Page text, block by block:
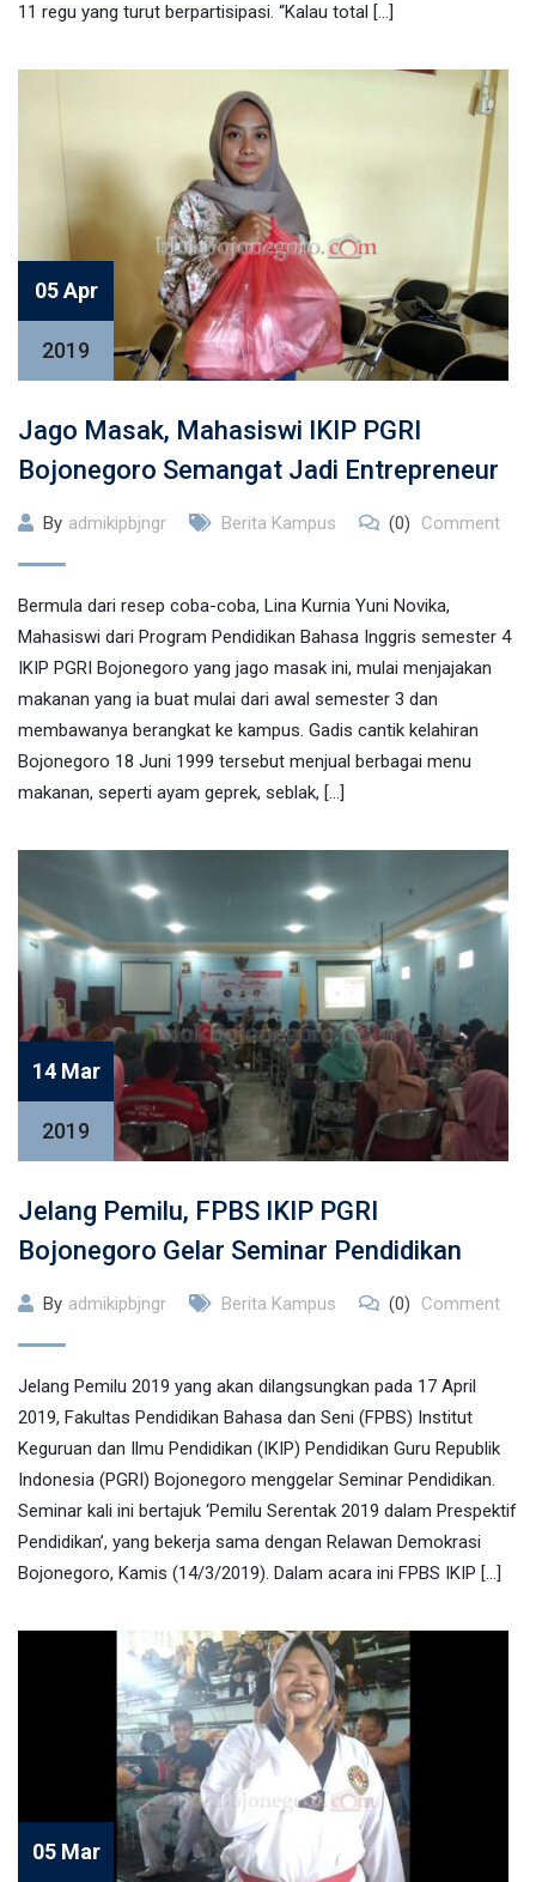
11 regu yang turut berpartisipasi. “Kalau total […]
05 Apr
2019
Jago Masak, Mahasiswi IKIP PGRI
Bojonegoro Semangat Jadi Entrepreneur
By admikipbjngr Berita Kampus (0) Comment
Bermula dari resep coba-coba, Lina Kurnia Yuni Novika,
Mahasiswi dari Program Pendidikan Bahasa Inggris semester 4
IKIP PGRI Bojonegoro yang jago masak ini, mulai menjajakan
makanan yang ia buat mulai dari awal semester 3 dan
membawanya berangkat ke kampus. Gadis cantik kelahiran
Bojonegoro 18 Juni 1999 tersebut menjual berbagai menu
makanan, seperti ayam geprek, seblak, […]
14 Mar
2019
Jelang Pemilu, FPBS IKIP PGRI
Bojonegoro Gelar Seminar Pendidikan
By admikipbjngr Berita Kampus (0) Comment
Jelang Pemilu 2019 yang akan dilangsungkan pada 17 April
2019, Fakultas Pendidikan Bahasa dan Seni (FPBS) Institut
Keguruan dan Ilmu Pendidikan (IKIP) Pendidikan Guru Republik
Indonesia (PGRI) Bojonegoro menggelar Seminar Pendidikan.
Seminar kali ini bertajuk ‘Pemilu Serentak 2019 dalam Prespektif
Pendidikan’, yang bekerja sama dengan Relawan Demokrasi
Bojonegoro, Kamis (14/3/2019). Dalam acara ini FPBS IKIP […]
05 Mar